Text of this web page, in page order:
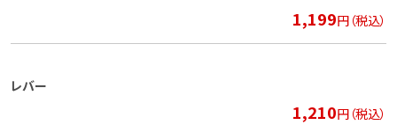
1,199円（税込）
レバー
1,210円（税込）